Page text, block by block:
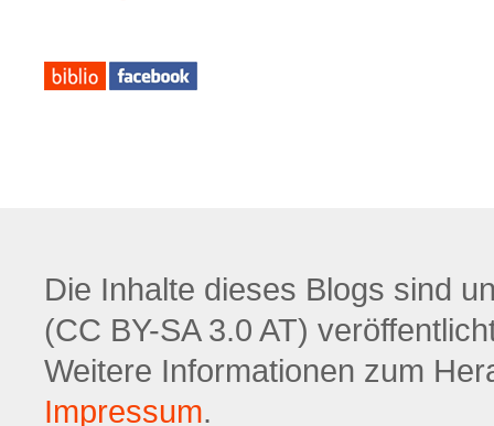
Die Inhalte dieses Blogs sind
(CC BY-SA 3.0 AT)
Weitere Informationen zum
Impressum.